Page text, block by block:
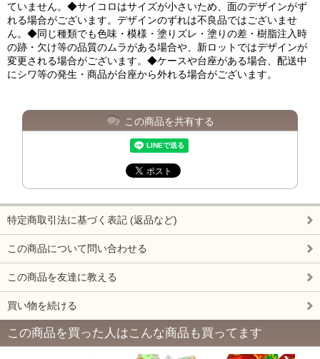
ていません。◆サイコロはサイズが小さいため、面のデザインがず
れる場合がございます。デザインのずれは不良品ではございませ
ん。◆同じ種類でも色味・模様・塗りズレ・塗りの差・樹脂注入時
の跡・欠け等の品質のムラがある場合や、新ロットではデザインが
変更される場合がございます。◆ケースや台座がある場合、配送中
にシワ等の発生・商品が台座から外れる場合がございます。
この商品を共有する
特定商取引法に基づく表記 (返品など)
この商品について問い合わせる
この商品を友達に教える
買い物を続ける
この商品を買った人はこんな商品も買ってます